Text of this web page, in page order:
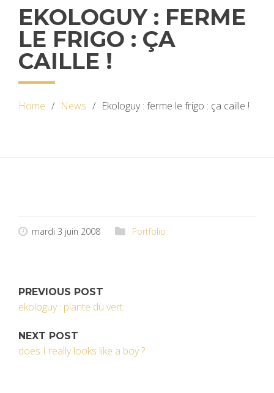
EKOLOGUY : FERME
LE FRIGO : ÇA
CAILLE !
Home News Ekologuy : ferme le frigo : ça caille !
mardi 3 juin 2008 Portfolio
PREVIOUS POST
ekologuy : plante du vert.
NEXT POST
does I really looks like a boy ?